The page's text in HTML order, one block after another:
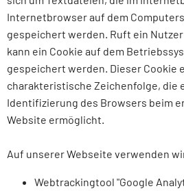
Internetbrowser auf dem
gespeichert werden. Ruft ein
kann ein Cookie auf dem
gespeichert werden. Dieser Cookie
charakteristische Zeichenfolge, die
Identifizierung des Browsers beim
Website ermöglicht.
Auf unserer Webseite verwenden
Webtrackingtool "Google